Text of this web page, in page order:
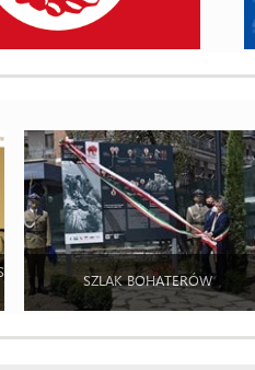
SZLAK BOHATERÓW